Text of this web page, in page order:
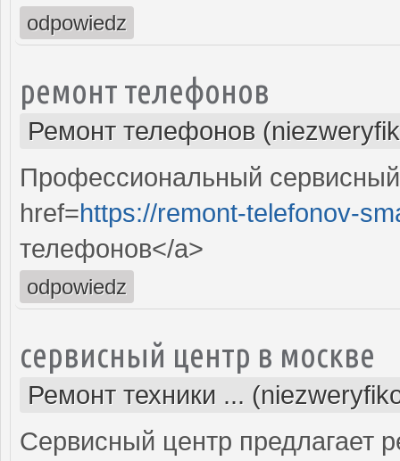
odpowiedz
ремонт телефонов
Ремонт телефонов
Профессиональный
href=https://remont-telefonov-
телефонов</a>
odpowiedz
сервисный центр в москве
Ремонт техники ...
Сервисный центр предлагает